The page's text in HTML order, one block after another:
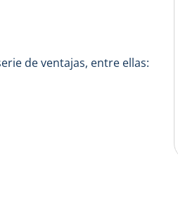
de ventajas, entre ellas: